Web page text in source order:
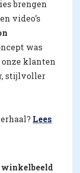
brengen
video’s
was
onze klanten
stijlvoller
Lees
winkelbeeld